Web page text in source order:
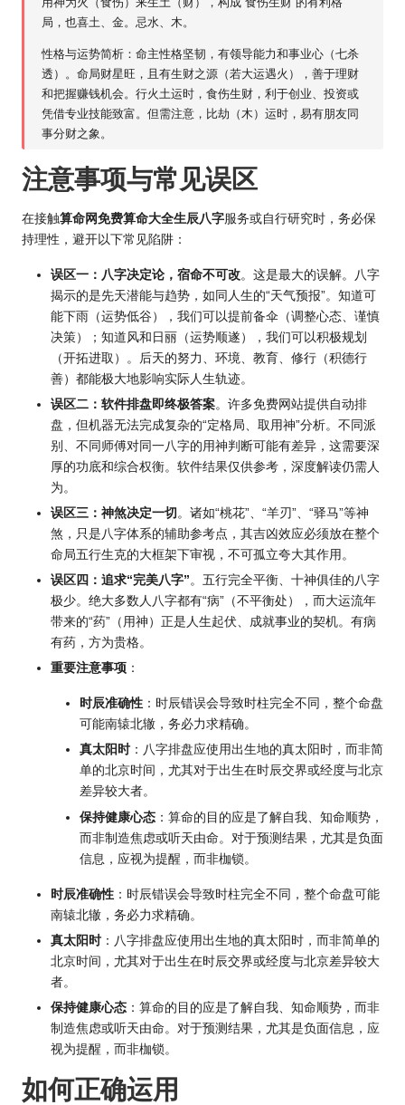
局，也喜土、金。忌水、木。
性格与运势简析：命主性格坚韧，有领导能力和事业心（七杀
透）。命局财星旺，且有生财之源（若大运遇火），善于理财
和把握赚钱机会。行火土运时，食伤生财，利于创业、投资或
凭借专业技能致富。但需注意，比劫（木）运时，易有朋友同
事分财之象。
注意事项与常见误区
在接触算命网免费算命大全生辰八字服务或自行研究时，务必保
持理性，避开以下常见陷阱：
误区一：八字决定论，宿命不可改。这是最大的误解。八字
揭示的是先天潜能与趋势，如同人生的“天气预报”。知道可
能下雨（运势低谷），我们可以提前备伞（调整心态、谨慎
决策）；知道风和日丽（运势顺遂），我们可以积极规划
（开拓进取）。后天的努力、环境、教育、修行（积德行
善）都能极大地影响实际人生轨迹。
误区二：软件排盘即终极答案。许多免费网站提供自动排
盘，但机器无法完成复杂的“定格局、取用神”分析。不同派
别、不同师傅对同一八字的用神判断可能有差异，这需要深
厚的功底和综合权衡。软件结果仅供参考，深度解读仍需人
为。
误区三：神煞决定一切 。诸如“桃花”、“羊刃”、“驿马”等神
煞，只是八字体系的辅助参考点，其吉凶效应必须放在整个
命局五行生克的大框架下审视，不可孤立夸大其作用。
误区四：追求“完美八字”。五行完全平衡、十神俱佳的八字
极少。绝大多数人八字都有“病”（不平衡处），而大运流年
带来的“药”（用神）正是人生起伏、成就事业的契机。有病
有药，方为贵格。
重要注意事项 ：
时辰准确性 ：时辰错误会导致时柱完全不同，整个命盘
可能南辕北辙，务必力求精确。
真太阳时 ：八字排盘应使用出生地的真太阳时，而非简
单的北京时间，尤其对于出生在时辰交界或经度与北京
差异较大者。
保持健康心态 ：算命的目的应是了解自我、知命顺势，
而非制造焦虑或听天由命。对于预测结果，尤其是负面
信息，应视为提醒，而非枷锁。
时辰准确性 ：时辰错误会导致时柱完全不同，整个命盘可能
南辕北辙，务必力求精确。
真太阳时 ：八字排盘应使用出生地的真太阳时，而非简单的
北京时间，尤其对于出生在时辰交界或经度与北京差异较大
者。
保持健康心态 ：算命的目的应是了解自我、知命顺势，而非
制造焦虑或听天由命。对于预测结果，尤其是负面信息，应
视为提醒，而非枷锁。
如何正确运用